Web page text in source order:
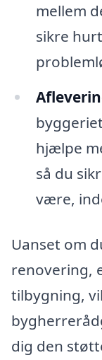
mellem
sikre
hjælpe
så du
være,
Uanset om
renovering,
tilbygning,
dig den